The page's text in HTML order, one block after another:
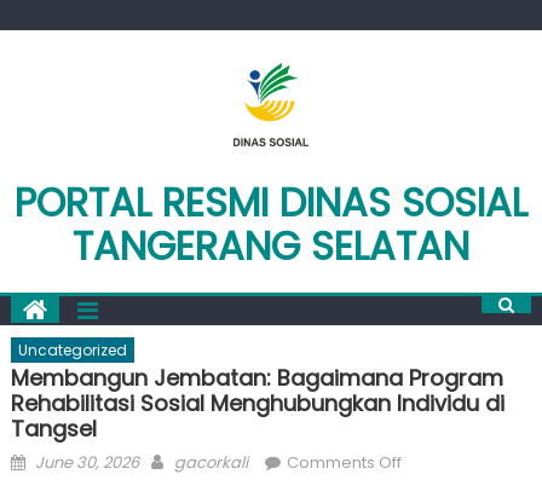
PORTAL RESMI DINAS SOSIAL
TANGERANG SELATAN
Uncategorized
Membangun Jembatan: Bagaimana Program
Rehabilitasi Sosial Menghubungkan Individu di
Tangsel
Posted
June 30, 2026 Author
gacorkali Comments Offon